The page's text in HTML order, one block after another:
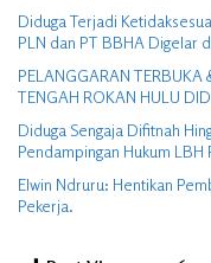
Diduga Terjadi
PLN dan PT BBHA Digelar
PELANGGARAN TERBUKA
TENGAH ROKAN HULU
Diduga Sengaja Difitnah
Pendampingan Hukum LBH
Elwin Ndruru: Hentikan
Pekerja.